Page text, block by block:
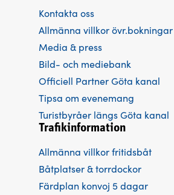
Kontakta oss
Allmänna villkor övr.bokningar
Media & press
Bild- och mediebank
Officiell Partner Göta kanal
Tipsa om evenemang
Turistbyråer längs Göta kanal
Trafikinformation
Allmänna villkor fritidsbåt
Båtplatser & torrdockor
Färdplan konvoj 5 dagar